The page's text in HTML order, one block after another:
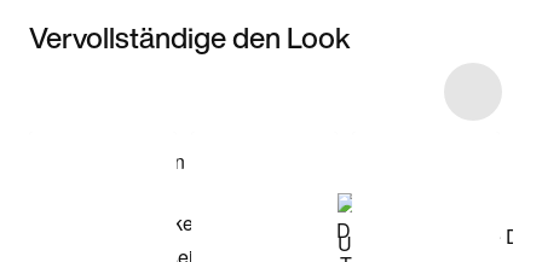
Vervollständige den Look
Modell anzeigen